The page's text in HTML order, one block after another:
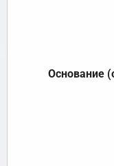
Основание